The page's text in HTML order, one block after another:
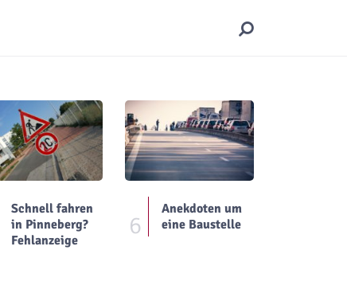
Schnell fahren
in Pinneberg?
Fehlanzeige
6
Anekdoten um
eine Baustelle